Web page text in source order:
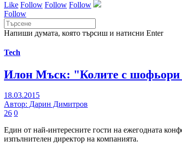
Like Follow Follow Follow
Follow
Напиши думата, която търсиш и натисни Enter
Tech
Илон Мъск: "Колите с шофьори
18.03.2015
Автор: Дарин Димитров
26 0
Един от най-интересните гости на ежегодната
изпълнителен директор на компанията.